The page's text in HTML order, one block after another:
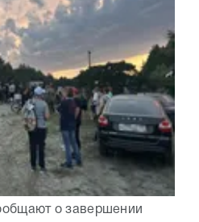
о завершении